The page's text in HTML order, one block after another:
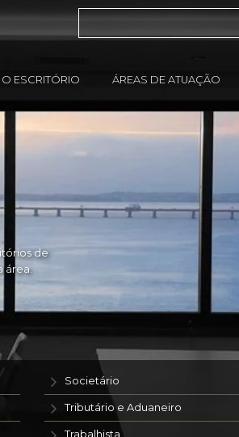
O ESCRITÓRIO ÁREAS DE ATUAÇÃO
de
área.
Societário
Tributário e Aduaneiro
Trabalhista